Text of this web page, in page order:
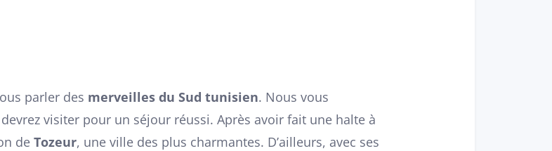
parler des merveilles du Sud tunisien. Nous vous
visiter pour un séjour réussi. Après avoir fait une halte à
de Tozeur, une ville des plus charmantes. D’ailleurs, avec ses